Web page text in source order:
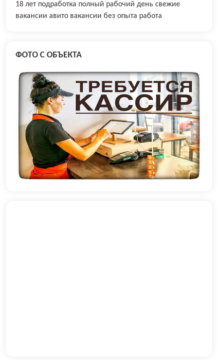
18 лет подработка полный рабочий день свежие
вакансии авито вакансии без опыта работа
ФОТО С ОБЪЕКТА